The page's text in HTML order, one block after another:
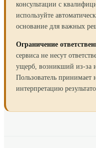
консультации с
используйте
основание для важных
Ограничение
сервиса не несут
ущерб, возникший из-за
Пользователь принимает
интерпретацию